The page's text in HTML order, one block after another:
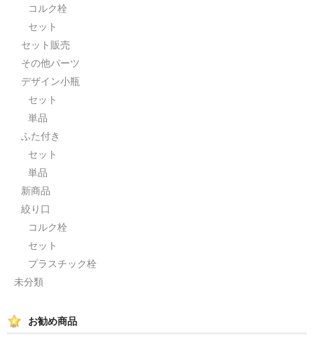
パーツ
アウトレット
お問い合わせ
コルク栓
セット
セット販売
その他パーツ
デザイン小瓶
セット
単品
ふた付き
セット
単品
新商品
絞り口
コルク栓
セット
プラスチック栓
未分類
お勧め商品